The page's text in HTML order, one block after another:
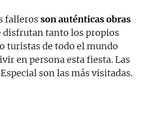
falleros son auténticas obras
disfrutan tanto los propios
turistas de todo el mundo
en persona esta fiesta. Las
son las más visitadas.